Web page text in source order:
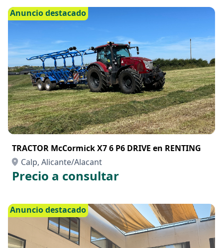
Anuncio destacado
TRACTOR McCormick X7 6 P6 DRIVE en RENTING
Calp, Alicante/Alacant
Precio a consultar
Anuncio destacado